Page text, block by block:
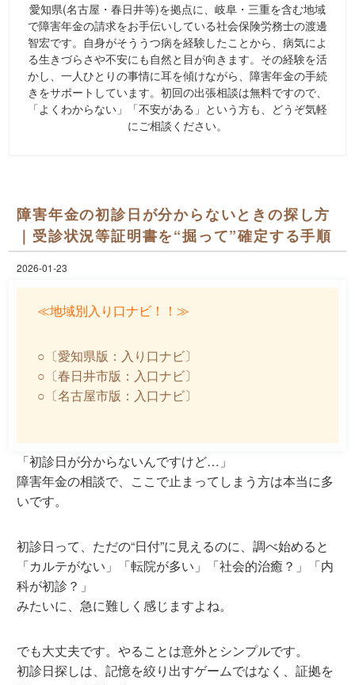
愛知県(名古屋・春日井等)を拠点に、岐阜・三重を含む地域
で障害年金の請求をお手伝いしている社会保険労務士の渡邊
智宏です。自身がそううつ病を経験したことから、病気によ
る生きづらさや不安にも自然と目が向きます。その経験を活
かし、一人ひとりの事情に耳を傾けながら、障害年金の手続
きをサポートしています。初回の出張相談は無料ですので、
「よくわからない」「不安がある」という方も、どうぞ気軽
にご相談ください。
障害年金の初診日が分からないときの探し方
｜受診状況等証明書を“掘って”確定する手順
2026-01-23
≪地域別入り口ナビ！！≫
○〔愛知県版：入り口ナビ〕
○〔春日井市版：入口ナビ〕
○〔名古屋市版：入口ナビ〕
「初診日が分からないんですけど…」
障害年金の相談で、ここで止まってしまう方は本当に多
いです。
初診日って、ただの“日付”に見えるのに、調べ始めると
「カルテがない」「転院が多い」「社会的治癒？」「内
科が初診？」
みたいに、急に難しく感じますよね。
でも大丈夫です。やることは意外とシンプルです。
初診日探しは、記憶を絞り出すゲームではなく、証拠を